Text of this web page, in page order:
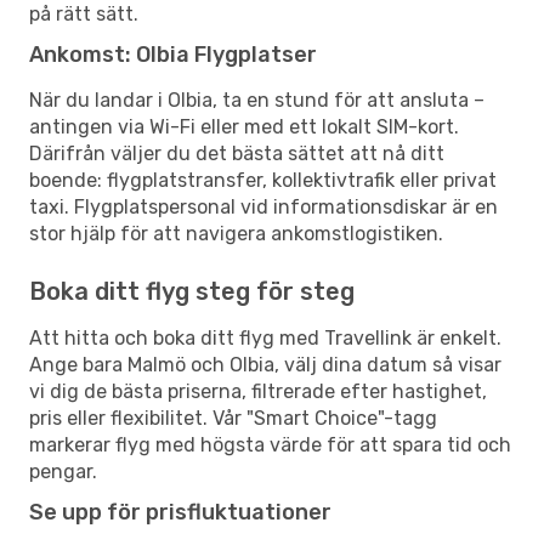
på rätt sätt.
Ankomst: Olbia Flygplatser
När du landar i Olbia, ta en stund för att ansluta –
antingen via Wi-Fi eller med ett lokalt SIM-kort.
Därifrån väljer du det bästa sättet att nå ditt
boende: flygplatstransfer, kollektivtrafik eller privat
taxi. Flygplatspersonal vid informationsdiskar är en
stor hjälp för att navigera ankomstlogistiken.
Boka ditt flyg steg för steg
Att hitta och boka ditt flyg med Travellink är enkelt.
Ange bara Malmö och Olbia, välj dina datum så visar
vi dig de bästa priserna, filtrerade efter hastighet,
pris eller flexibilitet. Vår "Smart Choice"-tagg
markerar flyg med högsta värde för att spara tid och
pengar.
Se upp för prisfluktuationer